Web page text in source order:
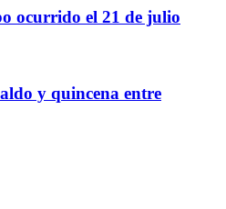
y quincena entre
ocurrido el 21 de julio